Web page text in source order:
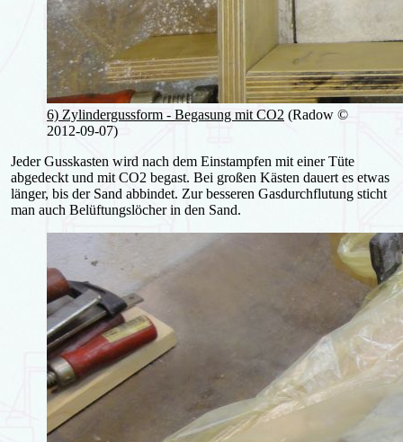
6) Zylindergussform - Begasung mit CO2 (Radow ©
2012-09-07)
Jeder Gusskasten wird nach dem Einstampfen mit einer Tüte
abgedeckt und mit CO2 begast. Bei großen Kästen dauert es etwas
länger, bis der Sand abbindet. Zur besseren Gasdurchflutung sticht
man auch Belüftungslöcher in den Sand.